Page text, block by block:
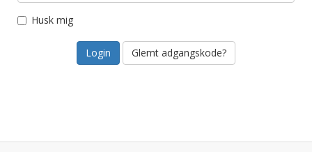
Husk mig
Glemt adgangskode?